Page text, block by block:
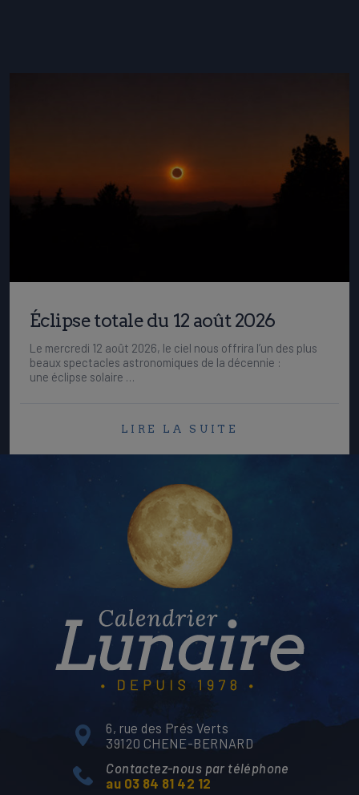
Éclipse totale du 12 août 2026
Le mercredi 12 août 2026, le ciel nous offrira l’un des plus
beaux spectacles astronomiques de la décennie :
une éclipse solaire …
LIRE LA SUITE
6, rue des Prés Verts
39120 CHENE-BERNARD
Contactez-nous par téléphone
au 03 84 81 42 12